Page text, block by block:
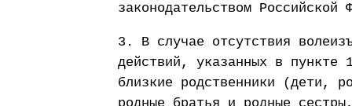
законодательством Российской
3. В случае отсутствия
действий, указанных в пункте
близкие родственники (дети,